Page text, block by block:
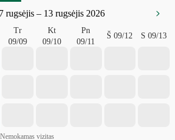
7 rugsėjis – 13 rugsėjis 2026
Tr
09/09
Kt
09/10
Pn
09/11
Š 09/12 S 09/13
Nemokamas vizitas